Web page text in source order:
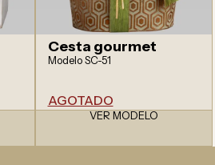
Cesta gourmet
Modelo SC-51
AGOTADO
VER MODELO